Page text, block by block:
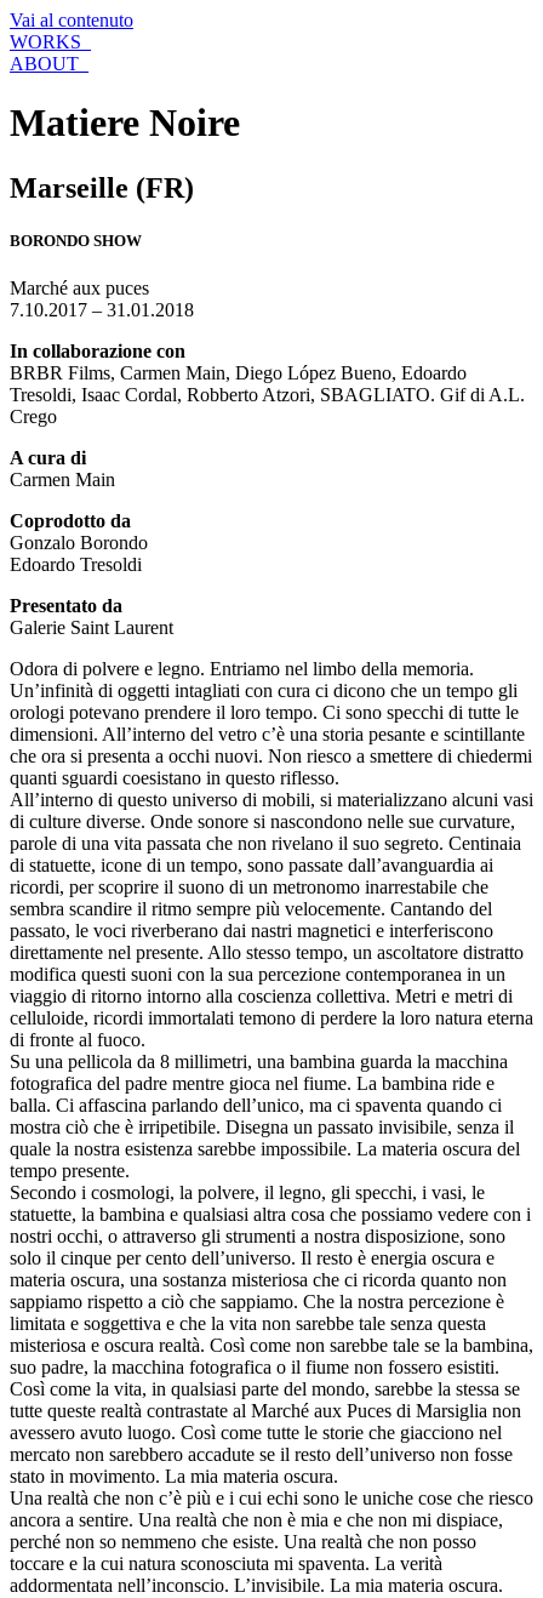
Vai al contenuto
WORKS_
ABOUT_
Matiere Noire
Marseille (FR)
BORONDO SHOW
Marché aux puces
7.10.2017 – 31.01.2018
In collaborazione con
BRBR Films, Carmen Main, Diego López Bueno, Edoardo
Tresoldi, Isaac Cordal, Robberto Atzori, SBAGLIATO. Gif di A.L.
Crego
A cura di
Carmen Main
Coprodotto da
Gonzalo Borondo
Edoardo Tresoldi
Presentato da
Galerie Saint Laurent
Odora di polvere e legno. Entriamo nel limbo della memoria.
Un’infinità di oggetti intagliati con cura ci dicono che un tempo gli
orologi potevano prendere il loro tempo. Ci sono specchi di tutte le
dimensioni. All’interno del vetro c’è una storia pesante e scintillante
che ora si presenta a occhi nuovi. Non riesco a smettere di chiedermi
quanti sguardi coesistano in questo riflesso.
All’interno di questo universo di mobili, si materializzano alcuni vasi
di culture diverse. Onde sonore si nascondono nelle sue curvature,
parole di una vita passata che non rivelano il suo segreto. Centinaia
di statuette, icone di un tempo, sono passate dall’avanguardia ai
ricordi, per scoprire il suono di un metronomo inarrestabile che
sembra scandire il ritmo sempre più velocemente. Cantando del
passato, le voci riverberano dai nastri magnetici e interferiscono
direttamente nel presente. Allo stesso tempo, un ascoltatore distratto
modifica questi suoni con la sua percezione contemporanea in un
viaggio di ritorno intorno alla coscienza collettiva. Metri e metri di
celluloide, ricordi immortalati temono di perdere la loro natura eterna
di fronte al fuoco.
Su una pellicola da 8 millimetri, una bambina guarda la macchina
fotografica del padre mentre gioca nel fiume. La bambina ride e
balla. Ci affascina parlando dell’unico, ma ci spaventa quando ci
mostra ciò che è irripetibile. Disegna un passato invisibile, senza il
quale la nostra esistenza sarebbe impossibile. La materia oscura del
tempo presente.
Secondo i cosmologi, la polvere, il legno, gli specchi, i vasi, le
statuette, la bambina e qualsiasi altra cosa che possiamo vedere con i
nostri occhi, o attraverso gli strumenti a nostra disposizione, sono
solo il cinque per cento dell’universo. Il resto è energia oscura e
materia oscura, una sostanza misteriosa che ci ricorda quanto non
sappiamo rispetto a ciò che sappiamo. Che la nostra percezione è
limitata e soggettiva e che la vita non sarebbe tale senza questa
misteriosa e oscura realtà. Così come non sarebbe tale se la bambina,
suo padre, la macchina fotografica o il fiume non fossero esistiti.
Così come la vita, in qualsiasi parte del mondo, sarebbe la stessa se
tutte queste realtà contrastate al Marché aux Puces di Marsiglia non
avessero avuto luogo. Così come tutte le storie che giacciono nel
mercato non sarebbero accadute se il resto dell’universo non fosse
stato in movimento. La mia materia oscura.
Una realtà che non c’è più e i cui echi sono le uniche cose che riesco
ancora a sentire. Una realtà che non è mia e che non mi dispiace,
perché non so nemmeno che esiste. Una realtà che non posso
toccare e la cui natura sconosciuta mi spaventa. La verità
addormentata nell’inconscio. L’invisibile. La mia materia oscura.